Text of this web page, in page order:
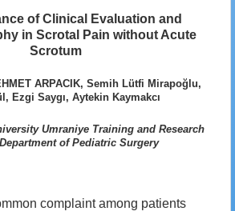
of Clinical Evaluation and
in Scrotal Pain without Acute
Scrotum
ARPACIK, Semih Lütfi Mirapoğlu,
Ezgi Saygı, Aytekin Kaymakcı
Umraniye Training and Research
of Pediatric Surgery
complaint among patients